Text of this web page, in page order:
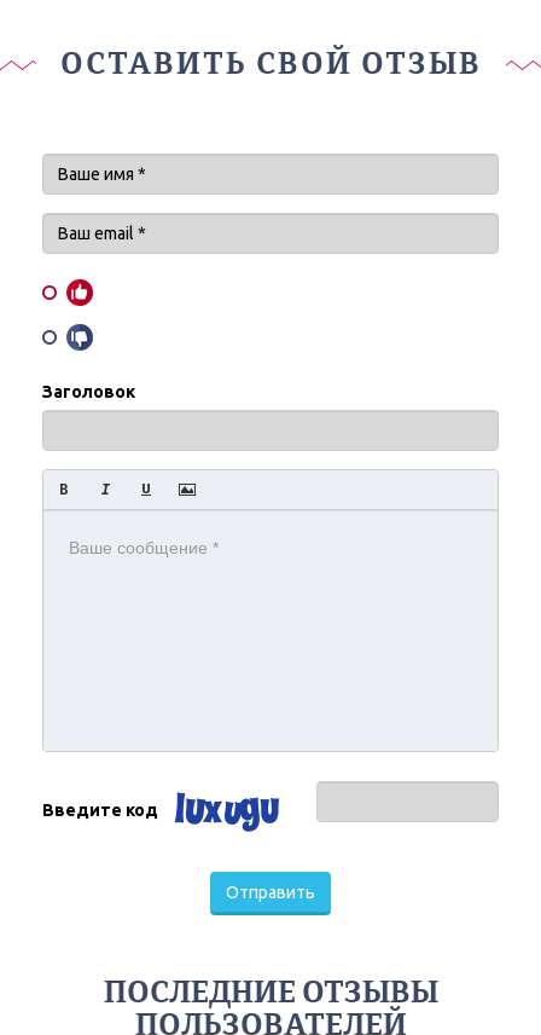
ОСТАВИТЬ СВОЙ ОТЗЫВ
Заголовок
Введите код
Отправить
ПОСЛЕДНИЕ ОТЗЫВЫ
ПОЛЬЗОВАТЕЛЕЙ